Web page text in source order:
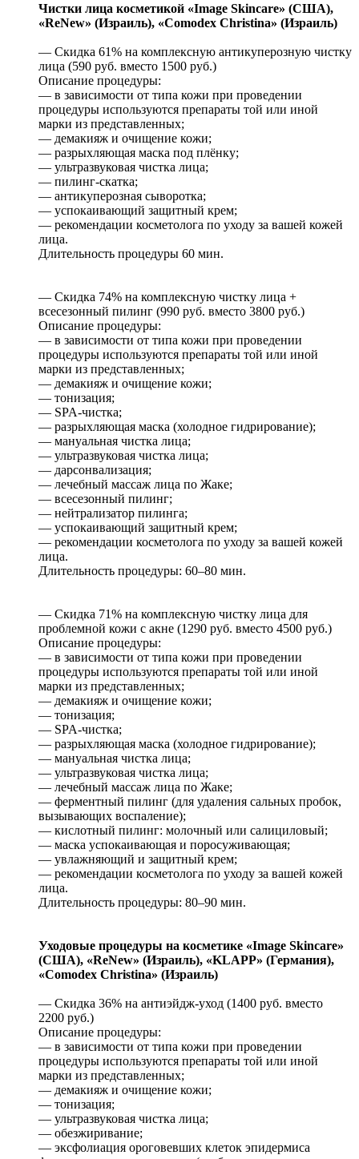
Чистки лица косметикой «Image Skincare» (США),
«ReNew» (Израиль), «Comodex Christina» (Израиль)
— Скидка 61% на комплексную антикуперозную чистку
лица (590 руб. вместо 1500 руб.)
Описание процедуры:
— в зависимости от типа кожи при проведении
процедуры используются препараты той или иной
марки из представленных;
— демакияж и очищение кожи;
— разрыхляющая маска под плёнку;
— ультразвуковая чистка лица;
— пилинг-скатка;
— антикуперозная сыворотка;
— успокаивающий защитный крем;
— рекомендации косметолога по уходу за вашей кожей
лица.
Длительность процедуры 60 мин.
— Скидка 74% на комплексную чистку лица +
всесезонный пилинг (990 руб. вместо 3800 руб.)
Описание процедуры:
— в зависимости от типа кожи при проведении
процедуры используются препараты той или иной
марки из представленных;
— демакияж и очищение кожи;
— тонизация;
— SPA-чистка;
— разрыхляющая маска (холодное гидрирование);
— мануальная чистка лица;
— ультразвуковая чистка лица;
— дарсонвализация;
— лечебный массаж лица по Жаке;
— всесезонный пилинг;
— нейтрализатор пилинга;
— успокаивающий защитный крем;
— рекомендации косметолога по уходу за вашей кожей
лица.
Длительность процедуры: 60–80 мин.
— Скидка 71% на комплексную чистку лица для
проблемной кожи с акне (1290 руб. вместо 4500 руб.)
Описание процедуры:
— в зависимости от типа кожи при проведении
процедуры используются препараты той или иной
марки из представленных;
— демакияж и очищение кожи;
— тонизация;
— SPA-чистка;
— разрыхляющая маска (холодное гидрирование);
— мануальная чистка лица;
— ультразвуковая чистка лица;
— лечебный массаж лица по Жаке;
— ферментный пилинг (для удаления сальных пробок,
вызывающих воспаление);
— кислотный пилинг: молочный или салициловый;
— маска успокаивающая и поросуживающая;
— увлажняющий и защитный крем;
— рекомендации косметолога по уходу за вашей кожей
лица.
Длительность процедуры: 80–90 мин.
Уходовые процедуры на косметике «Image Skincare»
(США), «ReNew» (Израиль), «KLAPP» (Германия),
«Comodex Christina» (Израиль)
— Скидка 36% на антиэйдж-уход (1400 руб. вместо
2200 руб.)
Описание процедуры:
— в зависимости от типа кожи при проведении
процедуры используются препараты той или иной
марки из представленных;
— демакияж и очищение кожи;
— тонизация;
— ультразвуковая чистка лица;
— обезжиривание;
— эксфолиация ороговевших клеток эпидермиса